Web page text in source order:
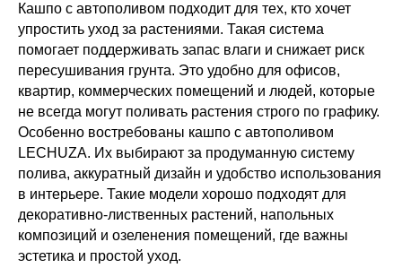
Кашпо с автополивом подходит для тех, кто хочет
упростить уход за растениями. Такая система
помогает поддерживать запас влаги и снижает риск
пересушивания грунта. Это удобно для офисов,
квартир, коммерческих помещений и людей, которые
не всегда могут поливать растения строго по графику.
Особенно востребованы кашпо с автополивом
LECHUZA. Их выбирают за продуманную систему
полива, аккуратный дизайн и удобство использования
в интерьере. Такие модели хорошо подходят для
декоративно-лиственных растений, напольных
композиций и озеленения помещений, где важны
эстетика и простой уход.